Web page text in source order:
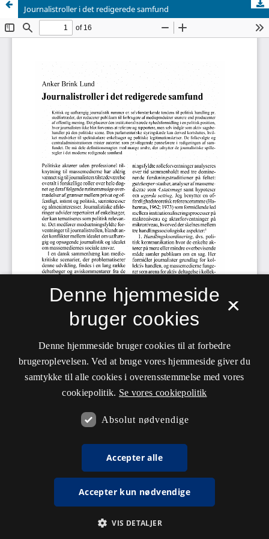
Journalistroller i det redigerede samfund
×
Denne hjemmeside
bruger cookies
Denne hjemmeside bruger cookies til at forbedre
brugeroplevelsen. Ved at bruge vores hjemmeside giver du
samtykke til alle cookies i overensstemmelse med vores
cookiepolitik. Se vores cookiepolitik
Absolut nødvendige
Accepter alle
Accepter kun nødvendige
VIS DETALJER